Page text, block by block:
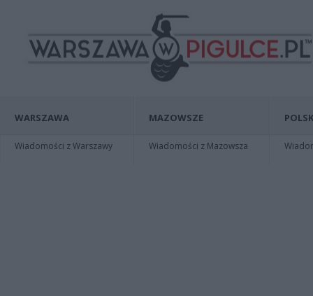
WARSZAWA
Wiadomości z Warszawy
MAZOWSZE
Wiadomości z Mazowsza